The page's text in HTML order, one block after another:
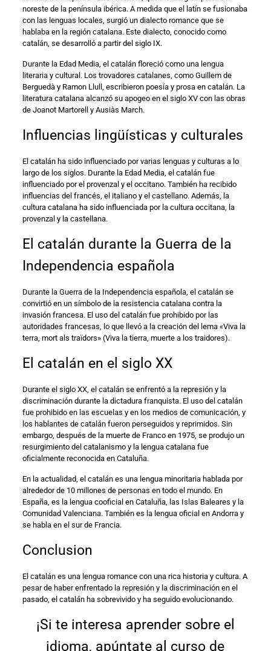
noreste de la península ibérica. A medida que el latín se fusionaba
con las lenguas locales, surgió un dialecto romance que se
hablaba en la región catalana. Este dialecto, conocido como
catalán, se desarrolló a partir del siglo IX.
Durante la Edad Media, el catalán floreció como una lengua
literaria y cultural. Los trovadores catalanes, como Guillem de
Berguedà y Ramon Llull, escribieron poesía y prosa en catalán. La
literatura catalana alcanzó su apogeo en el siglo XV con las obras
de Joanot Martorell y Ausiàs March.
Influencias lingüísticas y culturales
El catalán ha sido influenciado por varias lenguas y culturas a lo
largo de los siglos. Durante la Edad Media, el catalán fue
influenciado por el provenzal y el occitano. También ha recibido
influencias del francés, el italiano y el castellano. Además, la
cultura catalana ha sido influenciada por la cultura occitana, la
provenzal y la castellana.
El catalán durante la Guerra de la
Independencia española
Durante la Guerra de la Independencia española, el catalán se
convirtió en un símbolo de la resistencia catalana contra la
invasión francesa. El uso del catalán fue prohibido por las
autoridades francesas, lo que llevó a la creación del lema «Viva la
terra, mort als traïdors» (Viva la tierra, muerte a los traidores).
El catalán en el siglo XX
Durante el siglo XX, el catalán se enfrentó a la represión y la
discriminación durante la dictadura franquista. El uso del catalán
fue prohibido en las escuelas y en los medios de comunicación, y
los hablantes de catalán fueron perseguidos y reprimidos. Sin
embargo, después de la muerte de Franco en 1975, se produjo un
resurgimiento del catalanismo y la lengua catalana fue
oficialmente reconocida en Cataluña.
En la actualidad, el catalán es una lengua minoritaria hablada por
alrededor de 10 millones de personas en todo el mundo. En
España, es la lengua cooficial en Cataluña, las Islas Baleares y la
Comunidad Valenciana. También es la lengua oficial en Andorra y
se habla en el sur de Francia.
Conclusion
El catalán es una lengua romance con una rica historia y cultura. A
pesar de haber enfrentado la represión y la discriminación en el
pasado, el catalán ha sobrevivido y ha seguido evolucionando.
¡Si te interesa aprender sobre el
idioma, apúntate al curso de